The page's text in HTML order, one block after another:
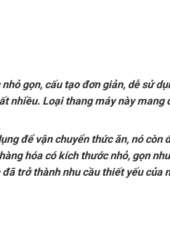
gọn, cấu tạo đơn giản, dễ sử
nhiều. Loại thang máy này mang
để vận chuyển thức ăn, nó còn
hóa có kích thước nhỏ, gọn
trở thành nhu cầu thiết yếu của